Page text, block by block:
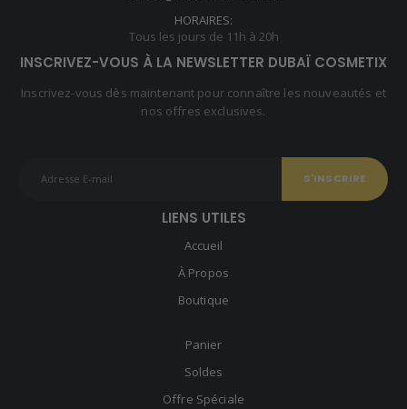
HORAIRES:
Tous les jours de 11h à 20h
INSCRIVEZ-VOUS À LA NEWSLETTER DUBAÏ COSMETIX
Inscrivez-vous dès maintenant pour connaître les nouveautés et
nos offres exclusives.
LIENS UTILES
Accueil
À Propos
Boutique
Panier
Soldes
Offre Spéciale